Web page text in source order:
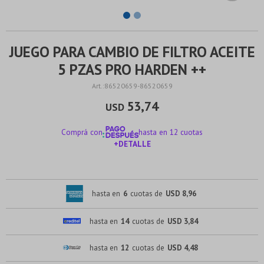
JUEGO PARA CAMBIO DE FILTRO ACEITE
5 PZAS PRO HARDEN ++
86520659-86520659
USD 53,74
Comprá con
hasta en 12 cuotas
+DETALLE
hasta en 6 cuotas de USD 8,96
hasta en 14 cuotas de USD 3,84
hasta en 12 cuotas de USD 4,48